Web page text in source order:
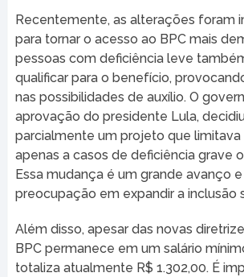
Recentemente, as alterações foram
para tornar o acesso ao BPC mais
pessoas com deficiência leve
qualificar para o benefício,
nas possibilidades de auxílio. O
aprovação do presidente Lula,
parcialmente um projeto que limitava
apenas a casos de deficiência grave
Essa mudança é um grande avanço
preocupação em expandir a inclusão
Além disso, apesar das novas
BPC permanece em um salário
totaliza atualmente R$ 1.302,00. É